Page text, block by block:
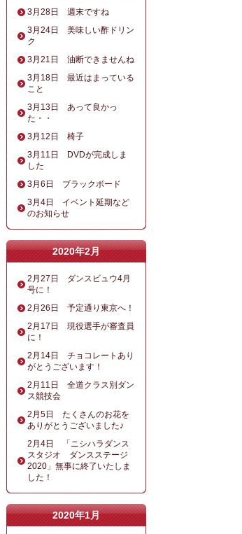
3月28日 週末ですね
3月24日 美味しい酢ドリン
ク
3月21日 油断できませんね
3月18日 最近はまっている
こと
3月13日 あって良かっ
た・・
3月12日 椅子
3月11日 DVDが完成しま
した
3月6日 ブラックボード
3月4日 イベント延期など
のお知らせ
2020年2月
2月27日 ダンスビュウ4月
号に！
2月26日 予定通り東京へ！
2月17日 現役選手が審査員
に！
2月14日 チョコレートあり
がとうございます！
2月11日 全道クラス別ダン
ス競技会
2月5日 たくさんのお花を
ありがとうございました♪
2月4日 「ニシハラダンス
スタジオ ダンスステージ
2020」無事に終了いたしま
した！
2020年1月